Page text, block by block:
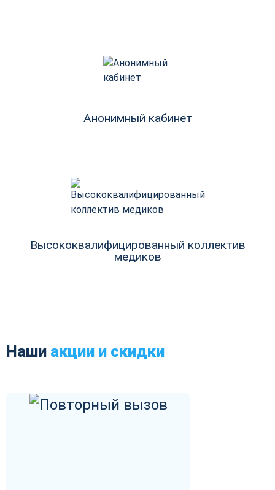
Анонимный кабинет
Высококвалифицированный коллектив
медиков
Наши акции и скидки